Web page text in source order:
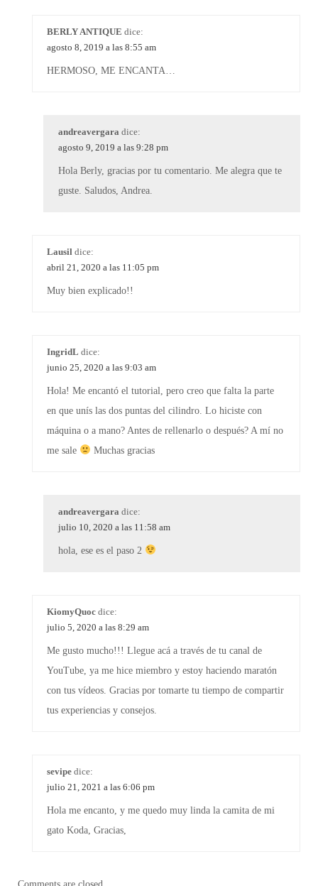
BERLY ANTIQUE dice:
agosto 8, 2019 a las 8:55 am
HERMOSO, ME ENCANTA…
andreavergara dice:
agosto 9, 2019 a las 9:28 pm
Hola Berly, gracias por tu comentario. Me alegra que te
guste. Saludos, Andrea.
Lausil dice:
abril 21, 2020 a las 11:05 pm
Muy bien explicado!!
IngridL dice:
junio 25, 2020 a las 9:03 am
Hola! Me encantó el tutorial, pero creo que falta la parte
en que unís las dos puntas del cilindro. Lo hiciste con
máquina o a mano? Antes de rellenarlo o después? A mí no
me sale
Muchas gracias
andreavergara dice:
julio 10, 2020 a las 11:58 am
hola, ese es el paso 2
KiomyQuoc dice:
julio 5, 2020 a las 8:29 am
Me gusto mucho!!! Llegue acá a través de tu canal de
YouTube, ya me hice miembro y estoy haciendo maratón
con tus vídeos. Gracias por tomarte tu tiempo de compartir
tus experiencias y consejos.
sevipe dice:
julio 21, 2021 a las 6:06 pm
Hola me encanto, y me quedo muy linda la camita de mi
gato Koda, Gracias,